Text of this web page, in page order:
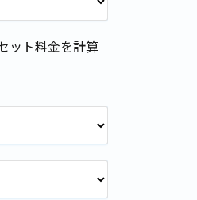
ット料金を計算